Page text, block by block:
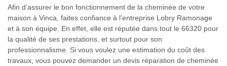
Afin d’assurer le bon fonctionnement de la cheminée de votre
maison à Vinca, faites confiance à l’entreprise Lobry Ramonage
et à son équipe. En effet, elle est réputée dans tout le 66320 pour
la qualité de ses prestations, et surtout pour son
professionnalisme. Si vous voulez une estimation du coût des
travaux, vous pouvez demander un devis réparation de cheminée